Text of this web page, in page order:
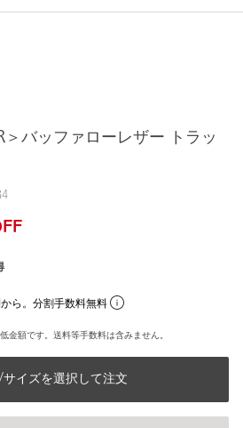
バッファローレザー トラッ
から。分割手数料無料
金額です。送料等手数料は含みません。
イズを選択して注文